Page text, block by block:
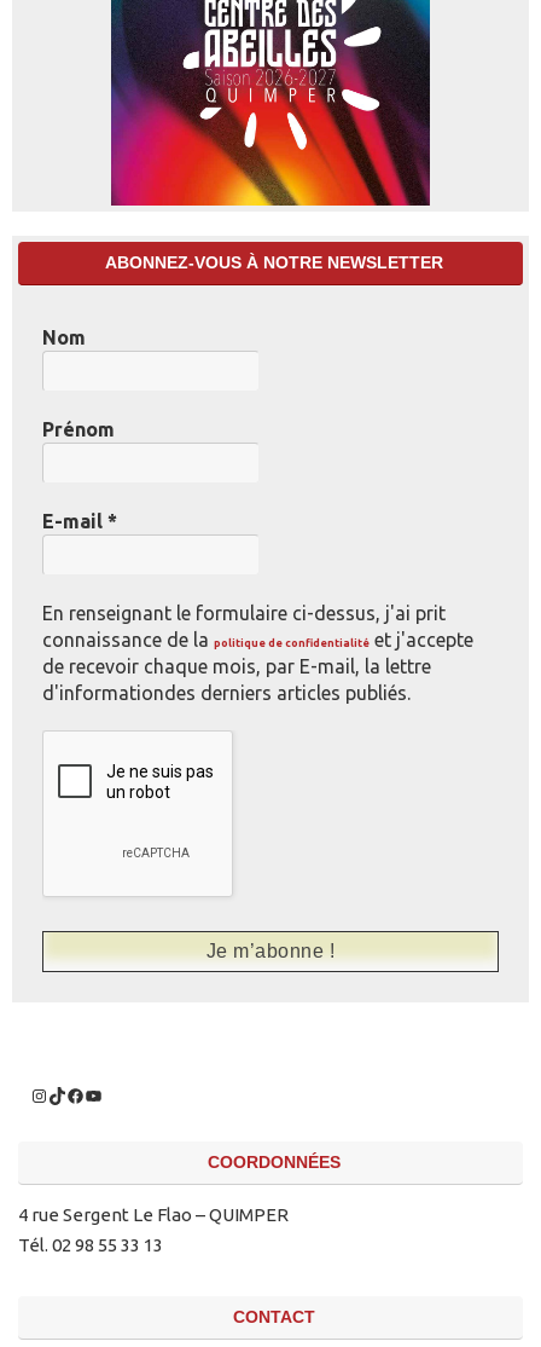
ABONNEZ-VOUS À NOTRE NEWSLETTER
Nom
Prénom
E-mail *
En renseignant le formulaire ci-dessus, j'ai prit
connaissance de la politique de confidentialité et j'accepte
de recevoir chaque mois, par E-mail, la lettre
d'informationdes derniers articles publiés.
COORDONNÉES
4 rue Sergent Le Flao – QUIMPER
Tél. 02 98 55 33 13
CONTACT